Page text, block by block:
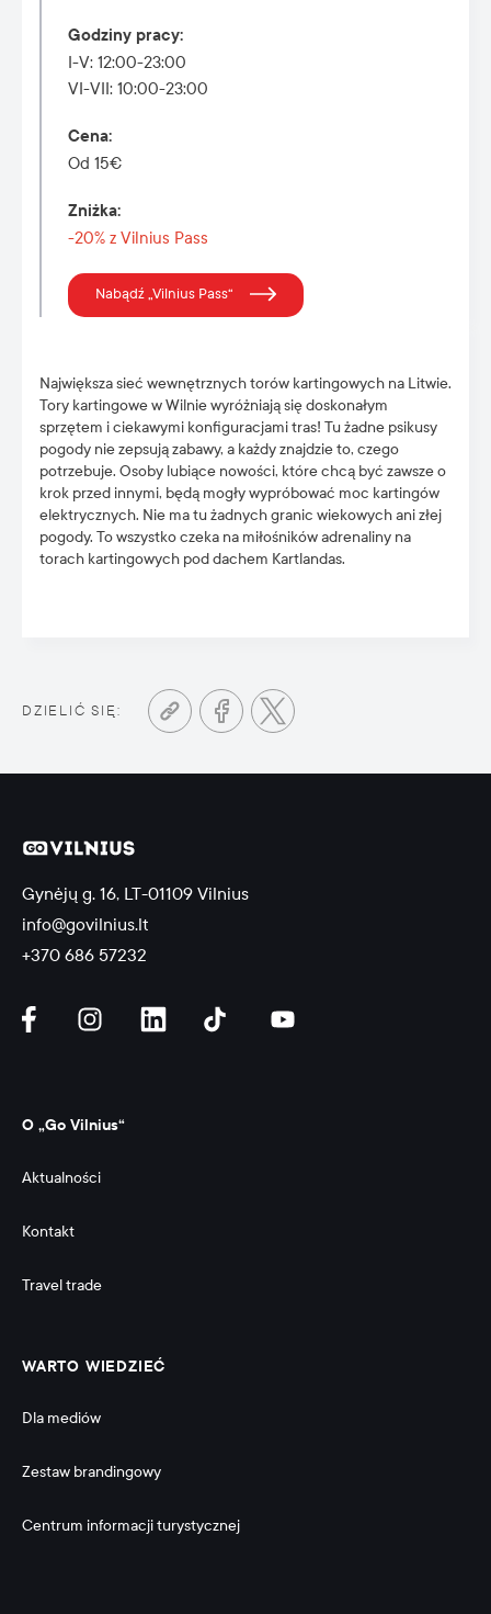
Największa sieć wewnętrznych torów kartingowych na Litwie.
Tory kartingowe w Wilnie wyróżniają się doskonałym
sprzętem i ciekawymi konfiguracjami tras! Tu żadne psikusy
pogody nie zepsują zabawy, a każdy znajdzie to, czego
potrzebuje. Osoby lubiące nowości, które chcą być zawsze o
krok przed innymi, będą mogły wypróbować moc kartingów
elektrycznych. Nie ma tu żadnych granic wiekowych ani złej
pogody. To wszystko czeka na miłośników adrenaliny na
torach kartingowych pod dachem Kartlandas.
Godziny pracy:
I-V: 12:00-23:00
VI-VII: 10:00-23:00
Cena:
Od 15€
Zniżka:
-20% z Vilnius Pass
Nabądź „Vilnius Pass“
DZIELIĆ SIĘ:
Gynėjų g. 16, LT-01109 Vilnius
info@govilnius.lt
+370 686 57232
O „Go Vilnius“
Aktualności
Kontakt
Travel trade
WARTO WIEDZIEĆ
Dla mediów
Zestaw brandingowy
Centrum informacji turystycznej